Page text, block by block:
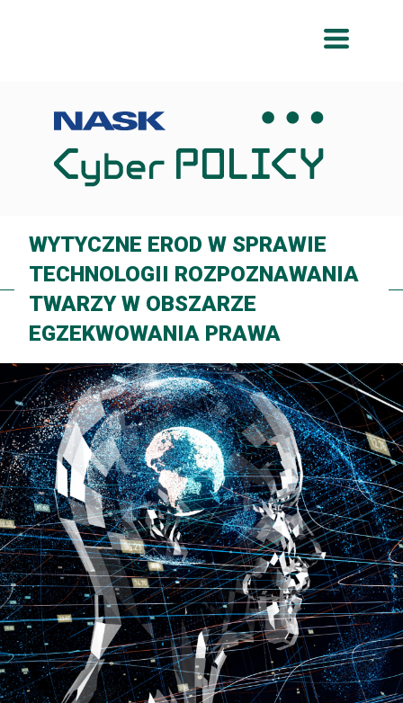
WYTYCZNE EROD W SPRAWIE
TECHNOLOGII ROZPOZNAWANIA
TWARZY W OBSZARZE
EGZEKWOWANIA PRAWA